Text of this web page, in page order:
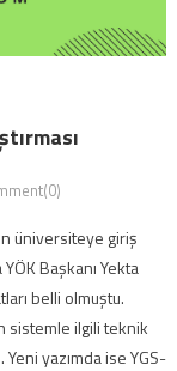
üniversiteye giriş
Başkanı Yekta
belli olmuştu.
sistemle ilgili teknik
Yeni yazımda ise YGS-